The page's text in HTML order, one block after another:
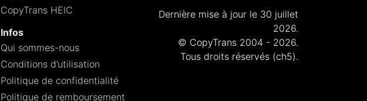
CopyTrans HEIC
Infos
Qui sommes-nous
Conditions d’utilisation
Politique de confidentialité
Politique de remboursement
Dernière mise à jour le 30 juillet
2026.
© CopyTrans 2004 - 2026.
Tous droits réservés (ch5).